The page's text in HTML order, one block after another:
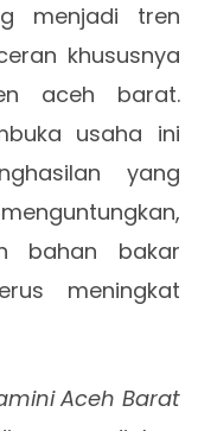
menjadi tren
khususnya
aceh barat.
usaha ini
yang
bahan bakar
meningkat
Aceh Barat